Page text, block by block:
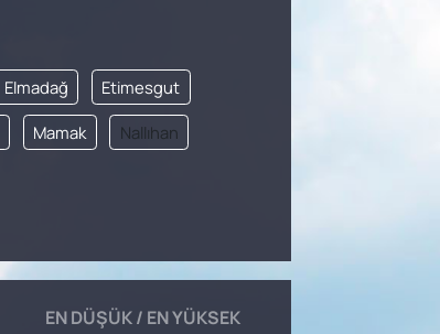
Elmadağ Etimesgut
Mamak Nallıhan
EN DÜŞÜK / EN YÜKSEK